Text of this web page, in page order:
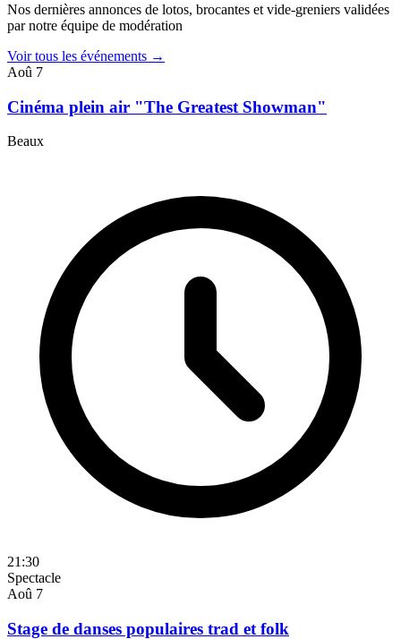
Nos dernières annonces de lotos, brocantes et vide-greniers validées
par notre équipe de modération
Voir tous les événements →
Aoû 7
Cinéma plein air "The Greatest Showman"
Beaux
21:30
Spectacle
Aoû 7
Stage de danses populaires trad et folk